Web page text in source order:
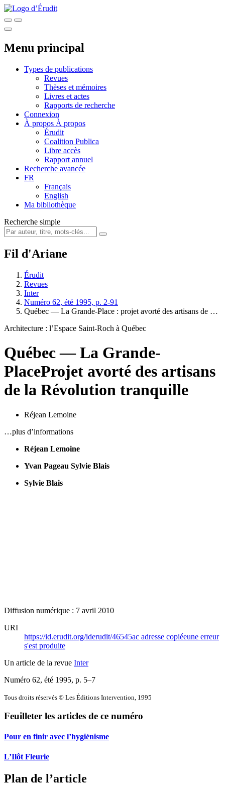
Menu principal
Types de publications
Revues
Thèses et mémoires
Livres et actes
Rapports de recherche
Connexion
À propos À propos
Érudit
Coalition Publica
Libre accès
Rapport annuel
Recherche avancée
FR
Français
English
Ma bibliothèque
Recherche simple
Fil d'Ariane
Érudit
Revues
Inter
Numéro 62, été 1995, p. 2-91
Québec — La Grande-Place : projet avorté des artisans de …
Architecture : l’Espace Saint-Roch à Québec
Québec — La Grande-
PlaceProjet avorté des artisans
de la Révolution tranquille
Réjean Lemoine
…plus d’informations
Réjean Lemoine
Yvan Pageau Sylvie Blais
Sylvie Blais
Diffusion numérique : 7 avril 2010
URI
https://id.erudit.org/iderudit/46545ac adresse copiéeune erreur
s'est produite
Un article de la revue Inter
Numéro 62, été 1995, p. 5–7
Tous droits réservés © Les Éditions Intervention, 1995
Feuilleter les articles de ce numéro
Pour en finir avec l’hygiénisme
L’Ilôt Fleurie
Plan de l’article